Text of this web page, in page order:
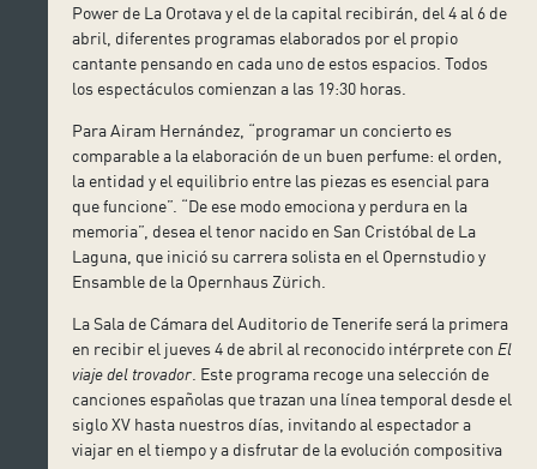
Power de La Orotava y el de la capital recibirán, del 4 al 6 de
abril, diferentes programas elaborados por el propio
cantante pensando en cada uno de estos espacios. Todos
los espectáculos comienzan a las 19:30 horas.
Para Airam Hernández, “programar un concierto es
comparable a la elaboración de un buen perfume: el orden,
la entidad y el equilibrio entre las piezas es esencial para
que funcione”. “De ese modo emociona y perdura en la
memoria”, desea el tenor nacido en San Cristóbal de La
Laguna, que inició su carrera solista en el Opernstudio y
Ensamble de la Opernhaus Zürich.
La Sala de Cámara del Auditorio de Tenerife será la primera
en recibir el jueves 4 de abril al reconocido intérprete con El
viaje del trovador . Este programa recoge una selección de
canciones españolas que trazan una línea temporal desde el
siglo XV hasta nuestros días, invitando al espectador a
viajar en el tiempo y a disfrutar de la evolución compositiva